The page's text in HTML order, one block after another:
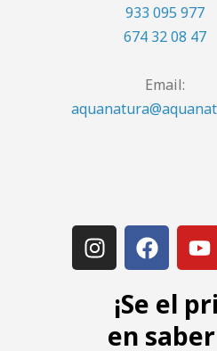
933 095 977
674 32 08 47
Email:
¡Se el
en